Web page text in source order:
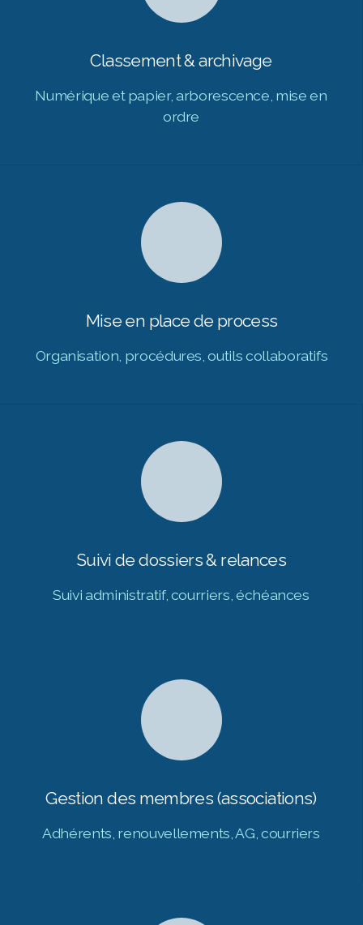
Classement & archivage
Numérique et papier, arborescence, mise en
ordre
Mise en place de process
Organisation, procédures, outils collaboratifs
Suivi de dossiers & relances
Suivi administratif, courriers, échéances
Gestion des membres (associations)
Adhérents, renouvellements, AG, courriers